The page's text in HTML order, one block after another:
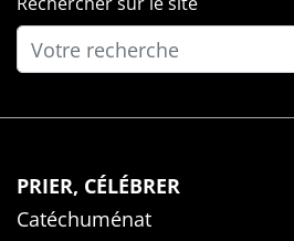
PRIER, CÉLÉBRER
Catéchuménat